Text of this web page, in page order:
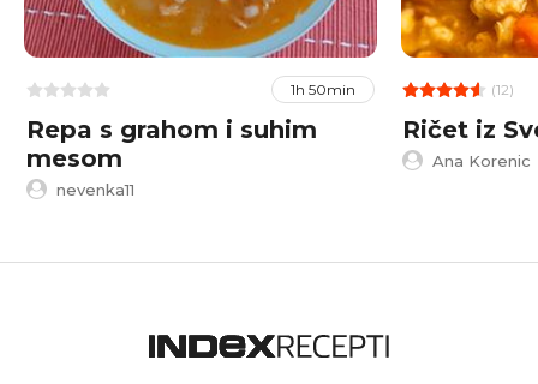
1h 50min
Repa s grahom i suhim
mesom
nevenka11
(12)
Ričet iz
Ana Korenic